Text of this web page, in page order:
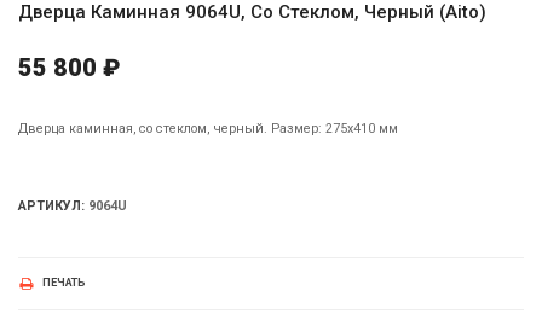
Дверца Каминная 9064U, Со Стеклом, Черный (Aito)
55 800 ₽
Дверца каминная, со стеклом, черный. Размер: 275х410 мм
АРТИКУЛ: 9064U
ПЕЧАТЬ